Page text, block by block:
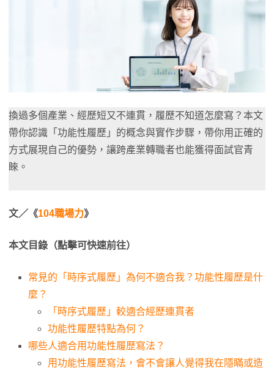
換過多個產業、經歷短又不連貫，履歷不知道怎麼寫？本文
帶你認識「功能性履歷」的概念與實作步驟，帶你用正確的
方式展現自己的優勢，讓跨產業轉職者也能獲得面試官青
睞。
文／《104職場力》
本文目錄（點擊可快速前往）
常見的「時序式履歷」為何不適合我？功能性履歷是什
麼？
「時序式履歷」較適合經歷連貫者
功能性履歷特點為何？
哪些人適合用功能性履歷寫法？
用功能性履歷寫法，會不會讓人覺得我在隱瞞或造